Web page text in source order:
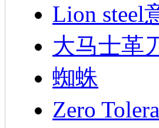
Lion steel
大马士革
蜘蛛
Zero